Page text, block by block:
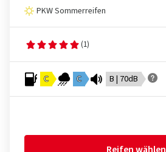
PKW Sommerreifen
(1)
C C B | 70dB